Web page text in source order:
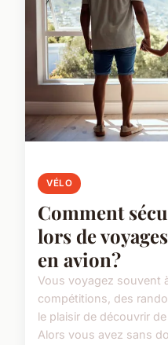
VÉLO
Comment
lors de
en avion?
Vous voyagez souvent
compétitions, des
le plaisir de découvrir
Alors vous avez sans